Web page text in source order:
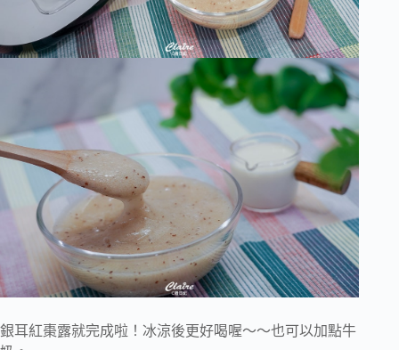
銀耳紅棗露就完成啦！冰涼後更好喝喔～～也可以加點牛